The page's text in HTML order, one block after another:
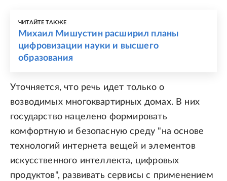
ЧИТАЙТЕ ТАКЖЕ
Михаил Мишустин расширил планы
цифровизации науки и высшего
образования
Уточняется, что речь идет только о
возводимых многоквартирных домах. В них
государство нацелено формировать
комфортную и безопасную среду "на основе
технологий интернета вещей и элементов
искусственного интеллекта, цифровых
продуктов", развивать сервисы с применением